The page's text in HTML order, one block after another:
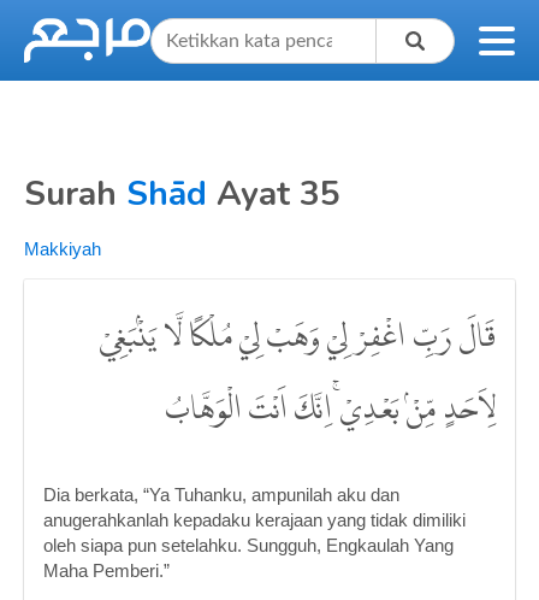
Surah Shād Ayat 35
Makkiyah
قَالَ رَبِّ اغْفِرْ لِيْ وَهَبْ لِيْ مُلْكًا لَّا يَنْۢبَغِيْ
لِاَحَدٍ مِّنْۢ بَعْدِيْۚ اِنَّكَ اَنْتَ الْوَهَّابُ
Dia berkata, “Ya Tuhanku, ampunilah aku dan
anugerahkanlah kepadaku kerajaan yang tidak dimiliki
oleh siapa pun setelahku. Sungguh, Engkaulah Yang
Maha Pemberi.”